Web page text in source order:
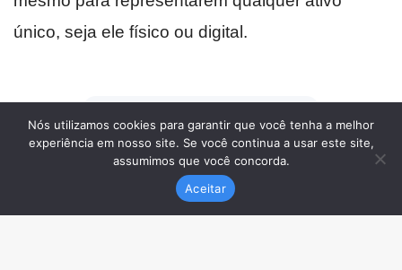
Nós utilizamos cookies para garantir que você tenha a melhor
experiência em nosso site. Se você continua a usar este site,
assumimos que você concorda.
Aceitar